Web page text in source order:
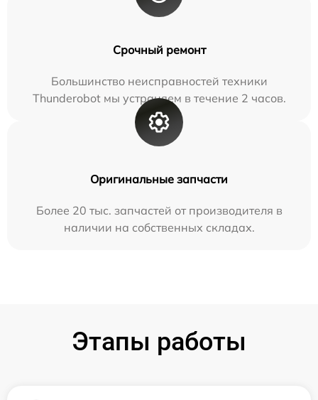
Срочный ремонт
Большинство неисправностей техники
Thunderobot мы устраняем в течение 2 часов.
Оригинальные запчасти
Более 20 тыс. запчастей от производителя в
наличии на собственных складах.
Этапы работы